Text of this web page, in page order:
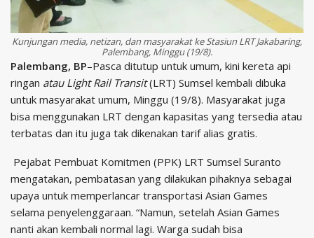
Kunjungan media, netizan, dan masyarakat ke Stasiun LRT Jakabaring,
Palembang, Minggu (19/8).
Palembang, BP–Pasca ditutup untuk umum, kini kereta api
ringan atau Light Rail Transit(LRT) Sumsel kembali dibuka
untuk masyarakat umum, Minggu (19/8). Masyarakat juga
bisa menggunakan LRT dengan kapasitas yang tersedia atau
terbatas dan itu juga tak dikenakan tarif alias gratis.
Pejabat Pembuat Komitmen (PPK) LRT Sumsel Suranto
mengatakan, pembatasan yang dilakukan pihaknya sebagai
upaya untuk memperlancar transportasi Asian Games
selama penyelenggaraan. “Namun, setelah Asian Games
nanti akan kembali normal lagi. Warga sudah bisa